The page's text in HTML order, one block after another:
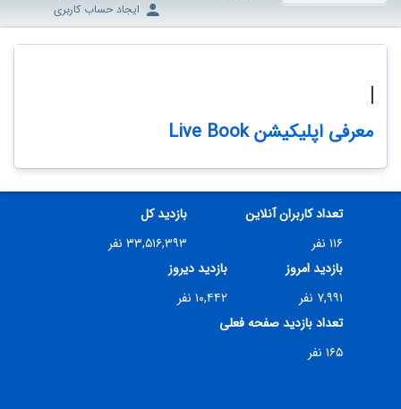
ایجاد حساب کاربری
معرفی اپلیکیشن Live Book
تعداد کاربران آنلاین
۱۱۶ نفر
بازدید کل
۳۳,۵۱۶,۳۹۳ نفر
بازدید امروز
۷,۹۹۱ نفر
بازدید دیروز
۱۰,۴۴۲ نفر
تعداد بازدید صفحه فعلی
۱۶۵ نفر